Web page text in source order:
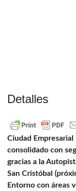
Detalles
Ciudad
consolidado con
gracias a la
San Cristóbal
Entorno con áreas